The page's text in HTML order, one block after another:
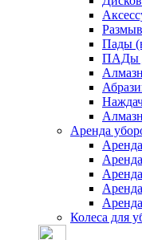
Пады
ПАДы
Аренда
Колеса для